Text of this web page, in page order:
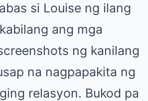
si Louise ng ilang
ang mga
ng kanilang
na nagpapakita ng
relasyon. Bukod pa